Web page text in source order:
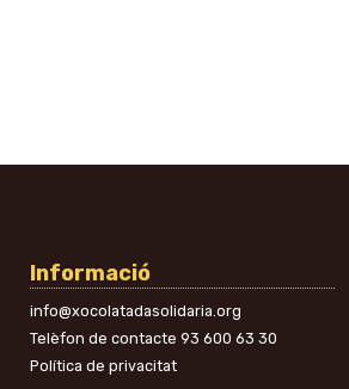
Informació
info@xocolatadasolidaria.org
Telèfon de contacte 93 600 63 30
Política de privacitat